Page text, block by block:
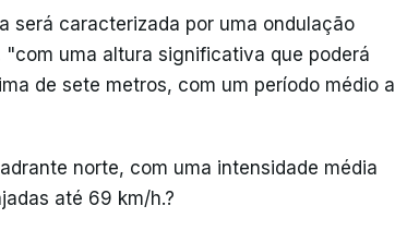
será caracterizada por uma ondulação
uma altura significativa que poderá
de sete metros, com um período médio a
norte, com uma intensidade média
até 69 km/h.?